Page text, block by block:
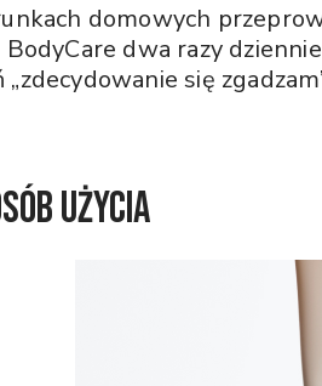
domowych
dwa razy
się
UŻYCIA